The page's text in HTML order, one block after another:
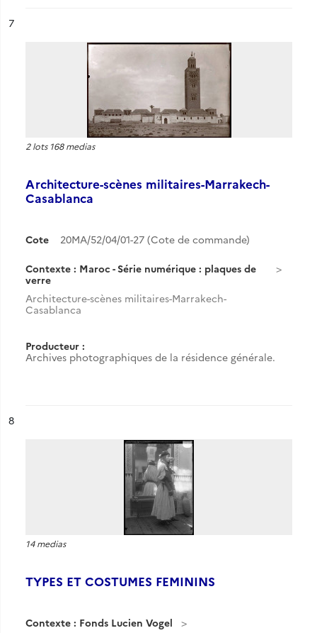
n°
7
2 lots 168 medias
Architecture-scènes militaires-Marrakech-
Casablanca
Cote 20MA/52/04/01-27 (Cote de commande)
Contexte : Maroc - Série numérique : plaques de
verre
Architecture-scènes militaires-Marrakech-
Casablanca
Producteur :
Archives photographiques de la résidence générale.
n°
8
14 medias
TYPES ET COSTUMES FEMININS
Contexte : Fonds Lucien Vogel